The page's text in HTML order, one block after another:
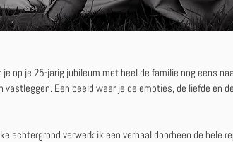
op je 25-jarig jubileum met heel de familie nog eens
vastleggen. Een beeld waar je de emoties, de liefde en
achtergrond verwerk ik een verhaal doorheen de hele